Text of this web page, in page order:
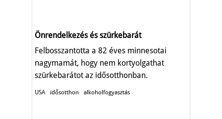
Önrendelkezés és szürkebarát
Felbosszantotta a 82 éves minnesotai
nagymamát, hogy nem kortyolgathat
szürkebarátot az idősotthonban.
USA idősotthon alkoholfogyasztás